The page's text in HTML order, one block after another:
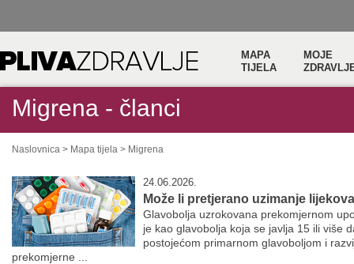
MAPA
TIJELA
MOJE
Migrena - članci
Naslovnica > Mapa tijela > Migrena
24.06.2026.
Može li pretjerano uzimanje
Glavobolja uzrokovana prekomjernom
je kao glavobolja koja se javlja 15 ili više
postojećom primarnom glavoboljom i
prekomjerne ...